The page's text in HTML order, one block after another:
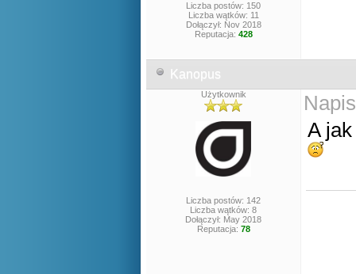
Liczba postów: 150
Liczba wątków: 11
Dołączył: Nov 2018
Reputacja: 428
Kanopus
Użytkownik
Liczba postów: 142
Liczba wątków: 8
Dołączył: May 2018
Reputacja: 78
A